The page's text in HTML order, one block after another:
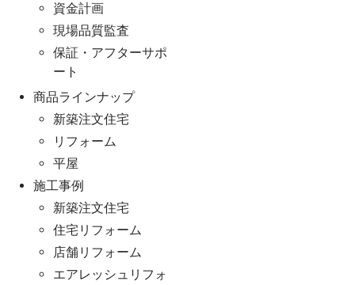
資金計画
現場品質監査
保証・アフターサポ
ート
商品ラインナップ
新築注文住宅
リフォーム
平屋
施工事例
新築注文住宅
住宅リフォーム
店舗リフォーム
エアレッシュリフォ